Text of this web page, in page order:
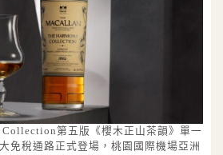
Collection第五版《櫻木正山茶韻》單一
免稅通路正式登場，桃園國際機場亞洲